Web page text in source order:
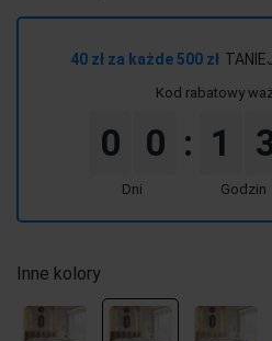
40 zł za każde 500 zł
Kod rabatowy
0 0
Dni
: 1
Godzin
Inne kolory